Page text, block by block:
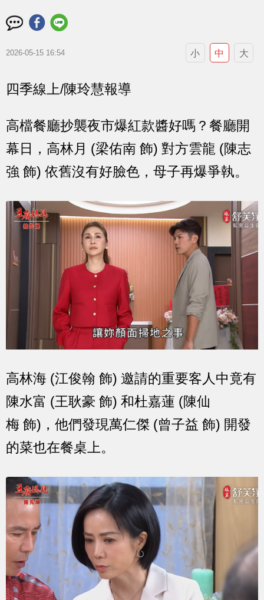
2026-05-15 16:54 小 中 大
四季線上/陳玲慧報導
高檔餐廳抄襲夜市爆紅款醬好嗎？餐廳開
幕日，高林月 (梁佑南 飾) 對方雲龍 (陳志
強 飾) 依舊沒有好臉色，母子再爆爭執。
高林海 (江俊翰 飾) 邀請的重要客人中竟有
陳水富 (王耿豪 飾) 和杜嘉蓮 (陳仙
梅 飾)，他們發現萬仁傑 (曾子益 飾) 開發
的菜也在餐桌上。